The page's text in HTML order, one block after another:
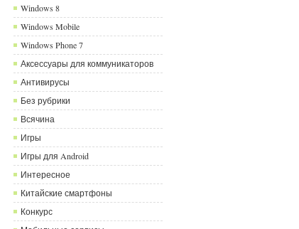
Windows 8
Windows Mobile
Windows Phone 7
Аксессуары для коммуникаторов
Антивирусы
Без рубрики
Всячина
Игры
Игры для Android
Интересное
Китайские смартфоны
Конкурс